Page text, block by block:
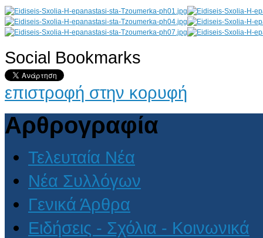
AdmirorGallery 4.5.0, author/s Vasiljevski& Kekeljevic
Social Bookmarks
επιστροφή στην κορυφή
Αρθρογραφία
Τελευταία Νέα
Νέα Συλλόγων
Γενικά Άρθρα
Ειδήσεις - Σχόλια - Κοινωνικά